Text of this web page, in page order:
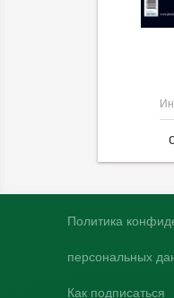
Политика
персональных
Как подписаться